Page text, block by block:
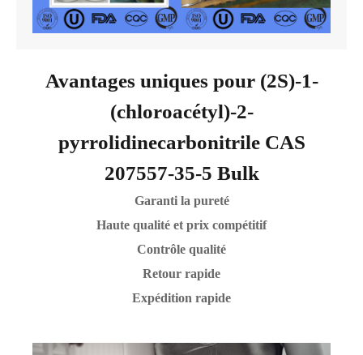
Avantages uniques pour (2S)-1-
(chloroacétyl)-2-
pyrrolidinecarbonitrile CAS
207557-35-5 Bulk
Garanti la pureté
Haute qualité et prix compétitif
Contrôle qualité
Retour rapide
Expédition rapide